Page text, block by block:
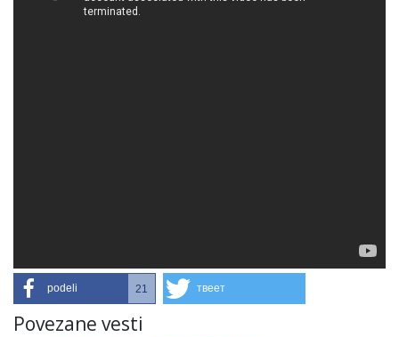
podeli 21 твеет
Povezane vesti